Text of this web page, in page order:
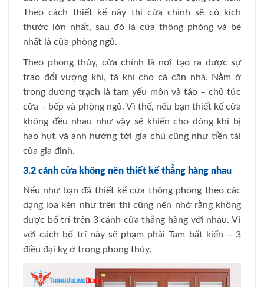
Theo cách thiết kế này thì cửa chính sẽ có kích
thước lớn nhất, sau đó là cửa thông phòng và bé
nhất là cửa phòng ngủ.
Theo phong thủy, cửa chính là nơi tạo ra được sự
trao đổi vượng khí, tà khí cho cả căn nhà. Nằm ở
trong dương trạch là tam yếu môn và táo – chủ tức
cửa – bếp và phòng ngủ. Vì thế, nếu bạn thiết kế cửa
không đều nhau như vậy sẽ khiến cho dòng khí bị
hao hụt và ảnh hưởng tới gia chủ cũng như tiền tài
của gia đình.
3.2 cánh cửa không nên thiết kế thẳng hàng nhau
Nếu như bạn đã thiết kế cửa thông phòng theo các
dạng loa kèn như trên thì cũng nên nhớ rằng không
được bố trí trên 3 cánh cửa thẳng hàng với nhau. Vì
với cách bố trí này sẽ phạm phải Tam bất kiến – 3
điều đại kỵ ở trong phong thủy.